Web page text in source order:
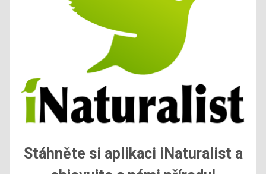
Stáhněte si aplikaci iNaturalist a